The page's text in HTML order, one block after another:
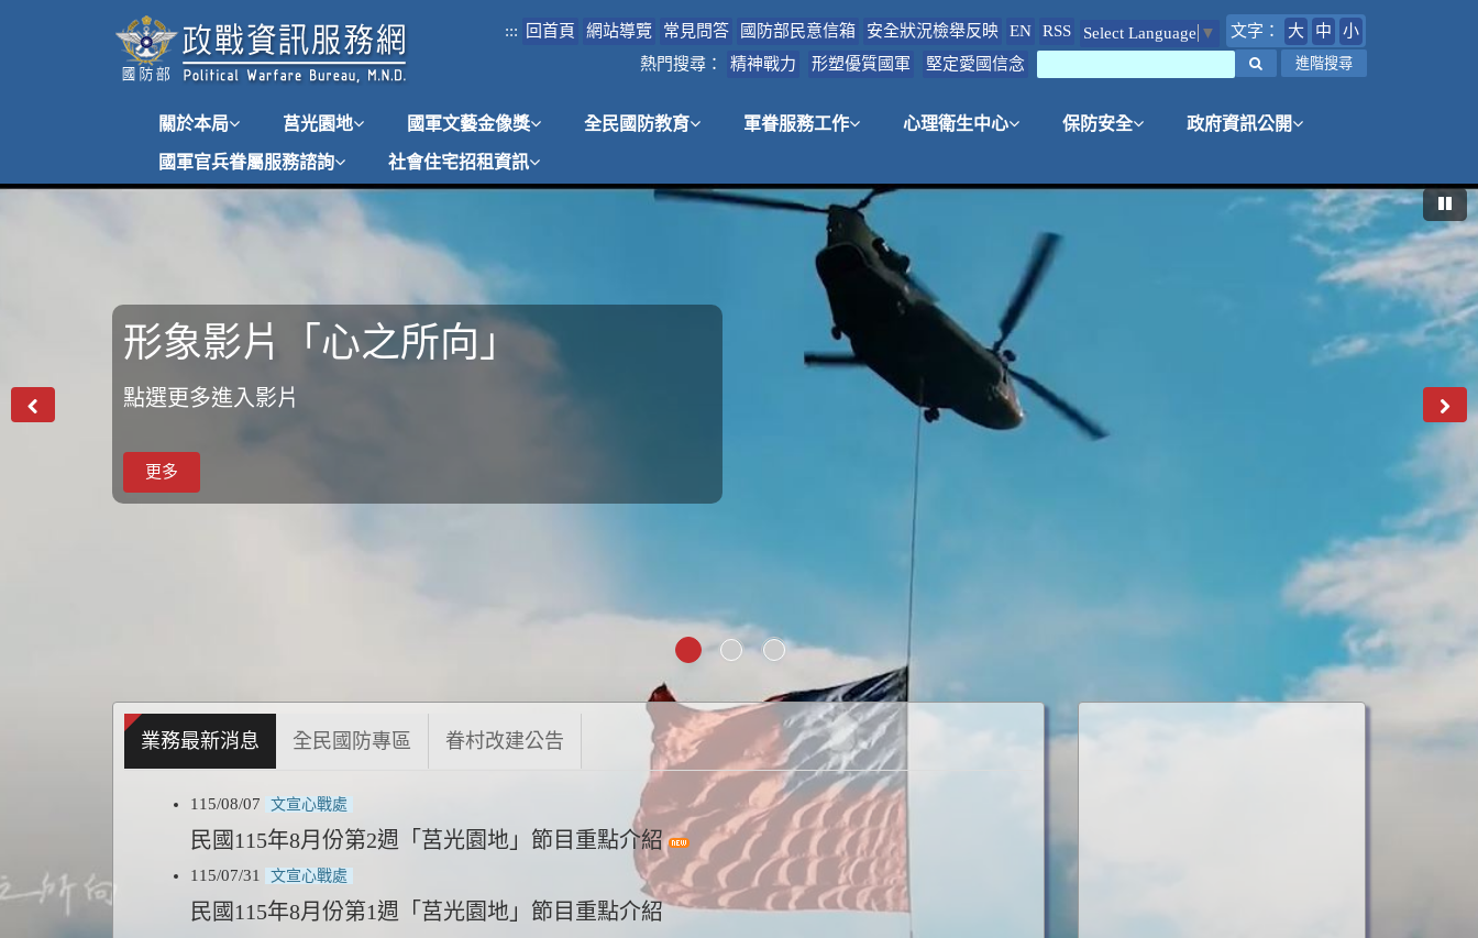
::: 回首頁 網站導覽 常見問答 國防部民意信箱 安全狀況檢舉反映 EN RSS Select Language ▼ 文字： 大 中
小
熱門搜尋：
精神戰力 形塑優質國軍 堅定愛國信念 進階搜尋
關於本局 莒光園地 國軍文藝金像獎 全民國防教育 軍眷服務工作 心理衛生中心 保防安全 政府資訊公開
國軍官兵眷屬服務諮詢 社會住宅招租資訊
暫
形象影片「心之所向」
點選更多進入影片
更多
形象影片「堅持與守護」
影片連結
更多
國軍心理健康照護方案
國軍心理健康照護方案
更多
一
後
一
業務最新消息 全民國防專區 眷村改建公告
115/08/07 文宣心戰處
民國115年8月份第2週「莒光園地」節目重點介紹
115/07/31 文宣心戰處
民國115年8月份第1週「莒光園地」節目重點介紹